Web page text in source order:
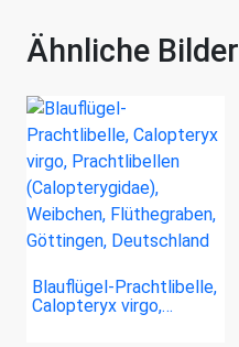
Ähnliche Bilder
Blauflügel-Prachtlibelle,
Calopteryx virgo,…